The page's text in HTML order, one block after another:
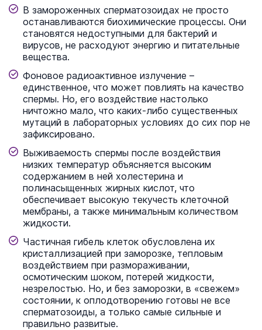
В замороженных сперматозоидах не просто
останавливаются биохимические процессы. Они
становятся недоступными для бактерий и
вирусов, не расходуют энергию и питательные
вещества.
Фоновое радиоактивное излучение –
единственное, что может повлиять на качество
спермы. Но, его воздействие настолько
ничтожно мало, что каких-либо существенных
мутаций в лабораторных условиях до сих пор не
зафиксировано.
Выживаемость спермы после воздействия
низких температур объясняется высоким
содержанием в ней холестерина и
полинасыщенных жирных кислот, что
обеспечивает высокую текучесть клеточной
мембраны, а также минимальным количеством
жидкости.
Частичная гибель клеток обусловлена их
кристаллизацией при заморозке, тепловым
воздействием при размораживании,
осмотическим шоком, потерей жидкости,
незрелостью. Но, и без заморозки, в «свежем»
состоянии, к оплодотворению готовы не все
сперматозоиды, а только самые сильные и
правильно развитые.